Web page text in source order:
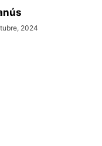
2024